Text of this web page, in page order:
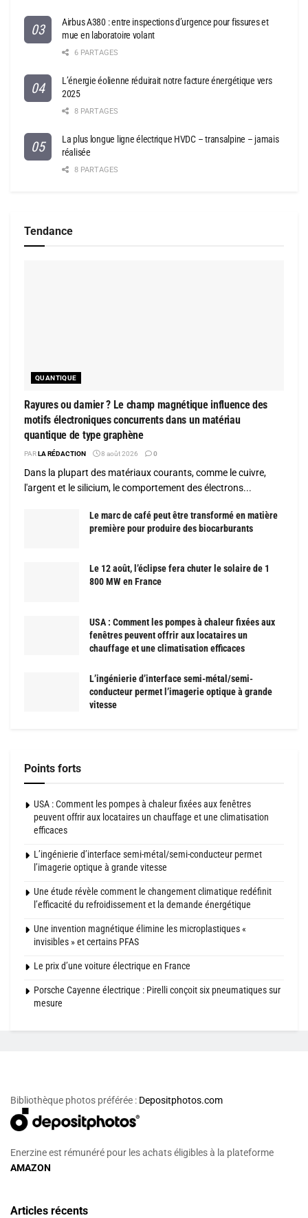
Airbus A380 : entre inspections d’urgence pour fissures et
mue en laboratoire volant
6 PARTAGES
L’énergie éolienne réduirait notre facture énergétique vers
2025
8 PARTAGES
La plus longue ligne électrique HVDC – transalpine – jamais
réalisée
8 PARTAGES
Tendance
QUANTIQUE
Rayures ou damier ? Le champ magnétique influence des
motifs électroniques concurrents dans un matériau
quantique de type graphène
PARLA RÉDACTION 8 août 2026 0
Dans la plupart des matériaux courants, comme le cuivre,
l'argent et le silicium, le comportement des électrons...
Le marc de café peut être transformé en matière
première pour produire des biocarburants
Le 12 août, l’éclipse fera chuter le solaire de 1
800 MW en France
USA : Comment les pompes à chaleur fixées aux
fenêtres peuvent offrir aux locataires un
chauffage et une climatisation efficaces
L’ingénierie d’interface semi-métal/semi-
conducteur permet l’imagerie optique à grande
vitesse
Points forts
USA : Comment les pompes à chaleur fixées aux fenêtres
peuvent offrir aux locataires un chauffage et une climatisation
efficaces
L’ingénierie d’interface semi-métal/semi-conducteur permet
l’imagerie optique à grande vitesse
Une étude révèle comment le changement climatique redéfinit
l’efficacité du refroidissement et la demande énergétique
Une invention magnétique élimine les microplastiques «
invisibles » et certains PFAS
Le prix d’une voiture électrique en France
Porsche Cayenne électrique : Pirelli conçoit six pneumatiques sur
mesure
Bibliothèque photos préférée : Depositphotos.com
Enerzine est rémunéré pour les achats éligibles à la plateforme
AMAZON
Articles récents